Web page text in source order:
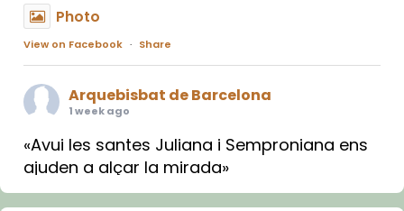
Photo
View on Facebook · Share
Arquebisbat de Barcelona
1 week ago
«Avui les santes Juliana i Semproniana ens
ajuden a alçar la mirada»
Mons. Sergi Gordo, bisbe de Tortosa, ha